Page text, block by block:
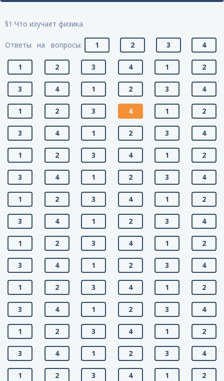
§1 Что изучает физика
Ответы на вопросы: 1 2 3 4
1 2 3 4 1 2
3 4 1 2 3 4
1 2 3 4 1 2
3 4 1 2 3 4
1 2 3 4 1 2
3 4 1 2 3 4
1 2 3 4 1 2
3 4 1 2 3 4
1 2 3 4 1 2
3 4 1 2 3 4
1 2 3 4 1 2
3 4 1 2 3 4
1 2 3 4 1 2
3 4 1 2 3 4
1 2 3 4 1 2